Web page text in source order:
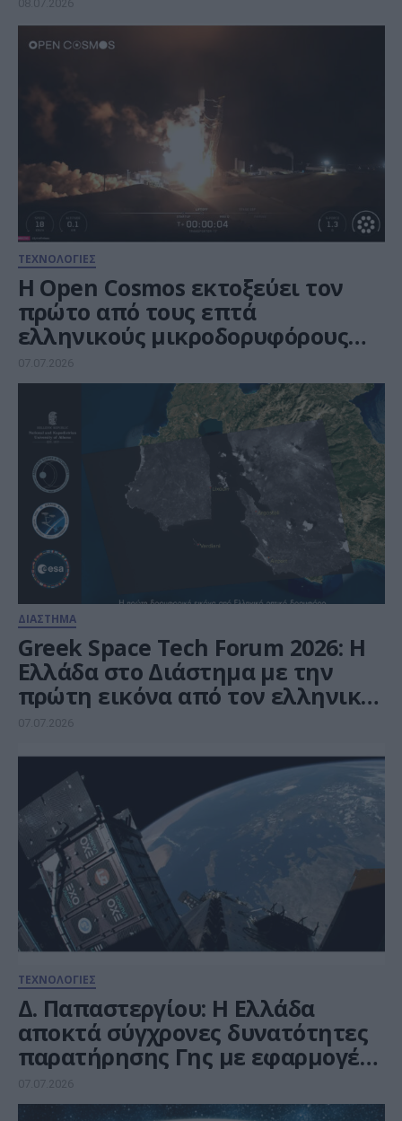
08.07.2026
ΤΕΧΝΟΛΟΓΙΕΣ
Η Open Cosmos εκτοξεύει τον
πρώτο από τους επτά
ελληνικούς μικροδορυφόρους
Hyperion GR
07.07.2026
ΔΙΑΣΤΗΜΑ
Greek Space Tech Forum 2026: Η
Ελλάδα στο Διάστημα με την
πρώτη εικόνα από τον ελληνικό
δορυφόρο
07.07.2026
ΤΕΧΝΟΛΟΓΙΕΣ
Δ. Παπαστεργίου: Η Ελλάδα
αποκτά σύγχρονες δυνατότητες
παρατήρησης Γης με εφαρμογές
στην ασφάλεια, το περιβάλλον
και την Πολιτική Προστασία
07.07.2026